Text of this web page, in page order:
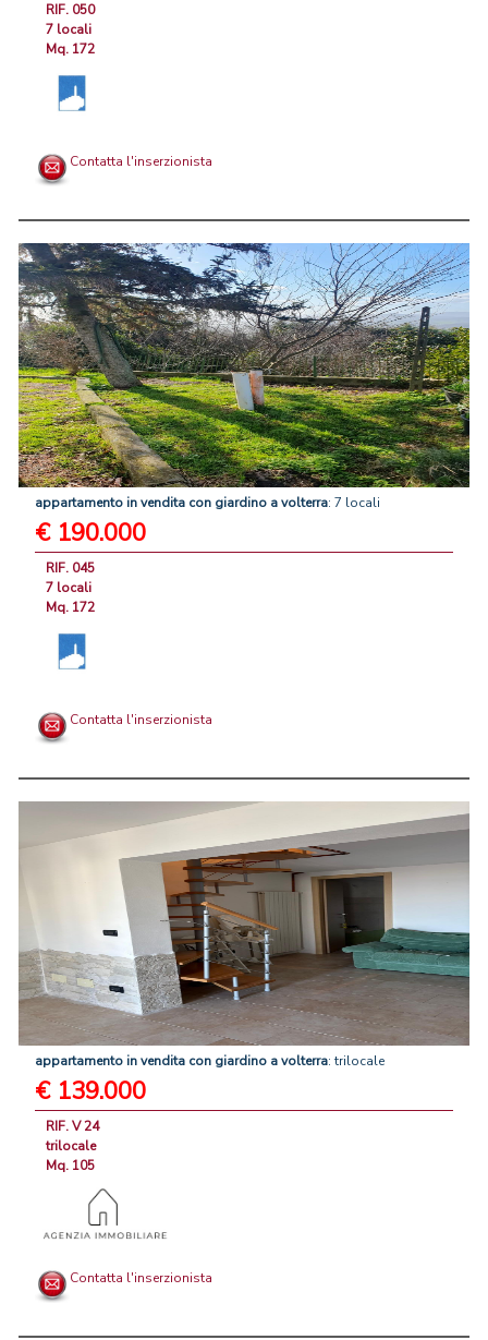
RIF. 050
7 locali
Mq. 172
Contatta l'inserzionista
appartamento invendita con giardino avolterra: 7 locali
€ 190.000
RIF. 045
7 locali
Mq. 172
Contatta l'inserzionista
appartamento invendita con giardino avolterra: trilocale
€ 139.000
RIF. V 24
trilocale
Mq. 105
Contatta l'inserzionista